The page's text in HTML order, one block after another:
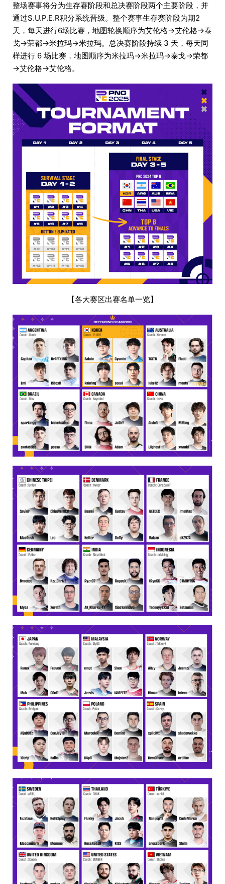
整场赛事将分为生存赛阶段和总决赛阶段两个主要阶段，并
通过S.U.P.E.R积分系统晋级。整个赛事生存赛阶段为期2
天，每天进行6场比赛，地图轮换顺序为艾伦格→艾伦格→泰
戈→荣都→米拉玛→米拉玛。总决赛阶段持续 3 天，每天同
样进行 6 场比赛，地图顺序为米拉玛→米拉玛→泰戈→荣都
→艾伦格→艾伦格。
【各大赛区出赛名单一览】